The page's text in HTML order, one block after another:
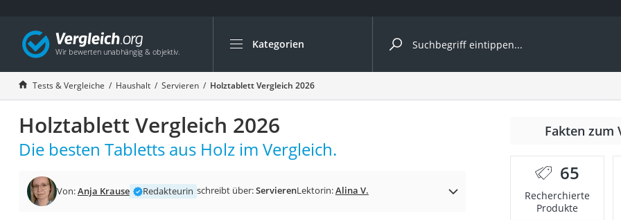
Kategorien
Die beliebtesten Vergleiche nach Kategorie
Haushalt
Wassersprudler
Zentralstaubsauger
Brotbackautomat
Wäschespinne
Tests & Vergleiche Haushalt Servieren Holztablett Vergleich 2026
Holztablett Vergleich 2026
Die besten Tabletts aus Holz im Vergleich.
Von:Anja Krause Redakteurin schreibt über:ServierenLektorin:Alina V.
Fakten zum
65
Recherchierte
Produkte